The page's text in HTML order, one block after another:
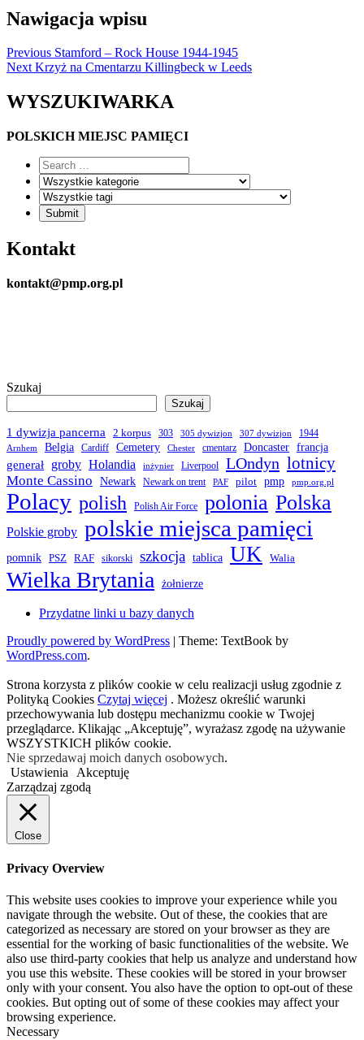
Nawigacja wpisu
Previous Stamford – Rock House 1944-1945
Next Krzyż na Cmentarzu Killingbeck w Leeds
WYSZUKIWARKA
POLSKICH MIEJSC PAMIĘCI
Kontakt
kontakt@pmp.org.pl
Szukaj
Szukaj
1 dywizja pancerna 2 korpus 303 305 dywizjon 307 dywizjon 1944
Arnhem Belgia Cardiff Cemetery Chester cmentarz Doncaster francja
generał
groby Holandia inżynier Liverpool LOndyn lotnicy
Monte Cassino Newark Newark on trent PAF pilot pmp pmp.org.pl
Polacy polish Polish Air Force polonia Polska
Polskie groby polskie miejsca pamięci
pomnik PSZ RAF sikorski szkocja tablica UK Walia
Wielka Brytania żołnierze
Przydatne linki u bazy danych
Proudly powered by WordPress | Theme: TextBook by
WordPress.com.
Strona korzysta z plików cookie w celu realizacji usług zgodnie z
Polityką Cookies Czytaj więcej . Możesz określić warunki
przechowywania lub dostępu mechanizmu cookie w Twojej
przeglądarce. Klikając „Akceptuję”, wyrażasz zgodę na używanie
WSZYSTKICH plików cookie.
Nie sprzedawaj moich danych osobowych.
Ustawienia
Akceptuję
Zarządzaj zgodą
Close
Privacy Overview
This website uses cookies to improve your experience while you
navigate through the website. Out of these, the cookies that are
categorized as necessary are stored on your browser as they are
essential for the working of basic functionalities of the website. We
also use third-party cookies that help us analyze and understand how
you use this website. These cookies will be stored in your browser
only with your consent. You also have the option to opt-out of these
cookies. But opting out of some of these cookies may affect your
browsing experience.
Necessary